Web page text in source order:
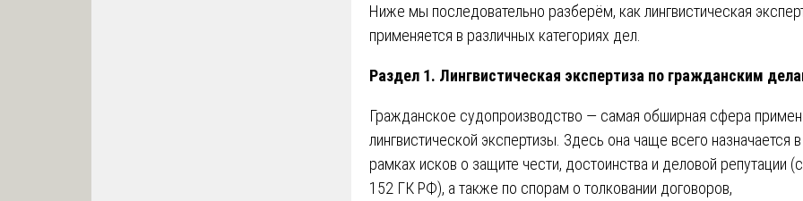
Ниже мы последовательно разберём, как лингвистическая
применяется в различных категориях дел.
Раздел 1. Лингвистическая экспертиза по гражданским
Гражданское судопроизводство — самая обширная сфера
лингвистической экспертизы. Здесь она чаще всего назначается в
рамках исков о защите чести, достоинства и деловой репутации
152 ГК РФ), а также по спорам о толковании договоров,